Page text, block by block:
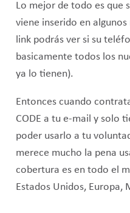
Lo mejor de todo es que
viene inserido en
link podrás ver si su
basicamente todos los
ya lo tienen).
Entonces cuando
CODE a tu e-mail y solo
poder usarlo a tu
merece mucho la pena
cobertura es en todo el
Estados Unidos, Europa,